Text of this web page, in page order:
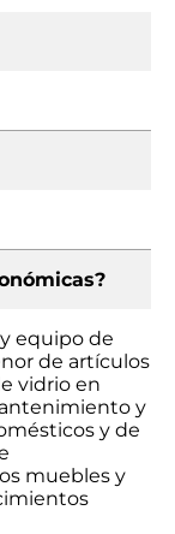
equipo de
de artículos
vidrio en
y
y de
muebles y